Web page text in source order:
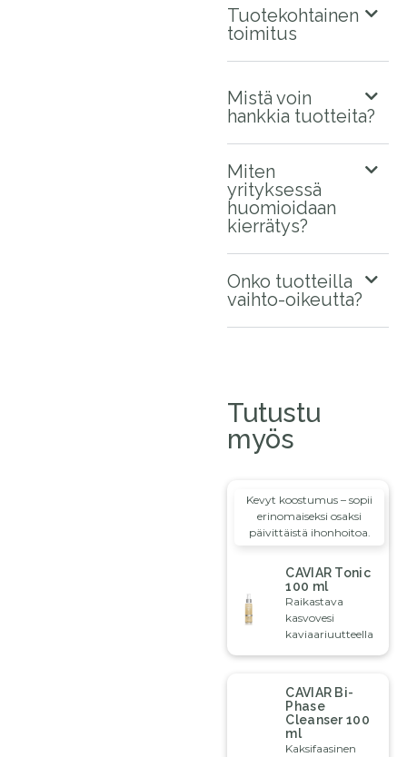
Tuotekohtainen
toimitus
Mistä voin
hankkia tuotteita?
Miten
yrityksessä
huomioidaan
kierrätys?
Onko tuotteilla
vaihto-oikeutta?
Tutustu
myös
Kevyt koostumus – sopii
erinomaiseksi osaksi
päivittäistä ihonhoitoa.
CAVIAR Tonic
100 ml
Raikastava
kasvovesi
kaviaariuutteella
CAVIAR Bi-
Phase
Cleanser 100
ml
Kaksifaasinen